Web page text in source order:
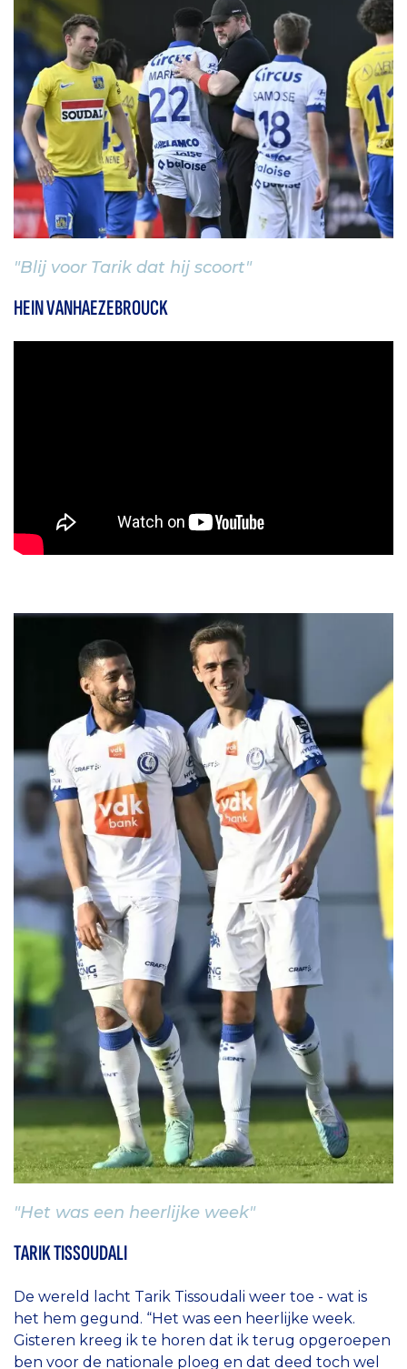
"Blij voor Tarik dat hij scoort"
HEIN VANHAEZEBROUCK
"Het was een heerlijke week"
TARIK TISSOUDALI
De wereld lacht Tarik Tissoudali weer toe - wat is
het hem gegund. “Het was een heerlijke week.
Gisteren kreeg ik te horen dat ik terug opgeroepen
ben voor de nationale ploeg en dat deed toch wel